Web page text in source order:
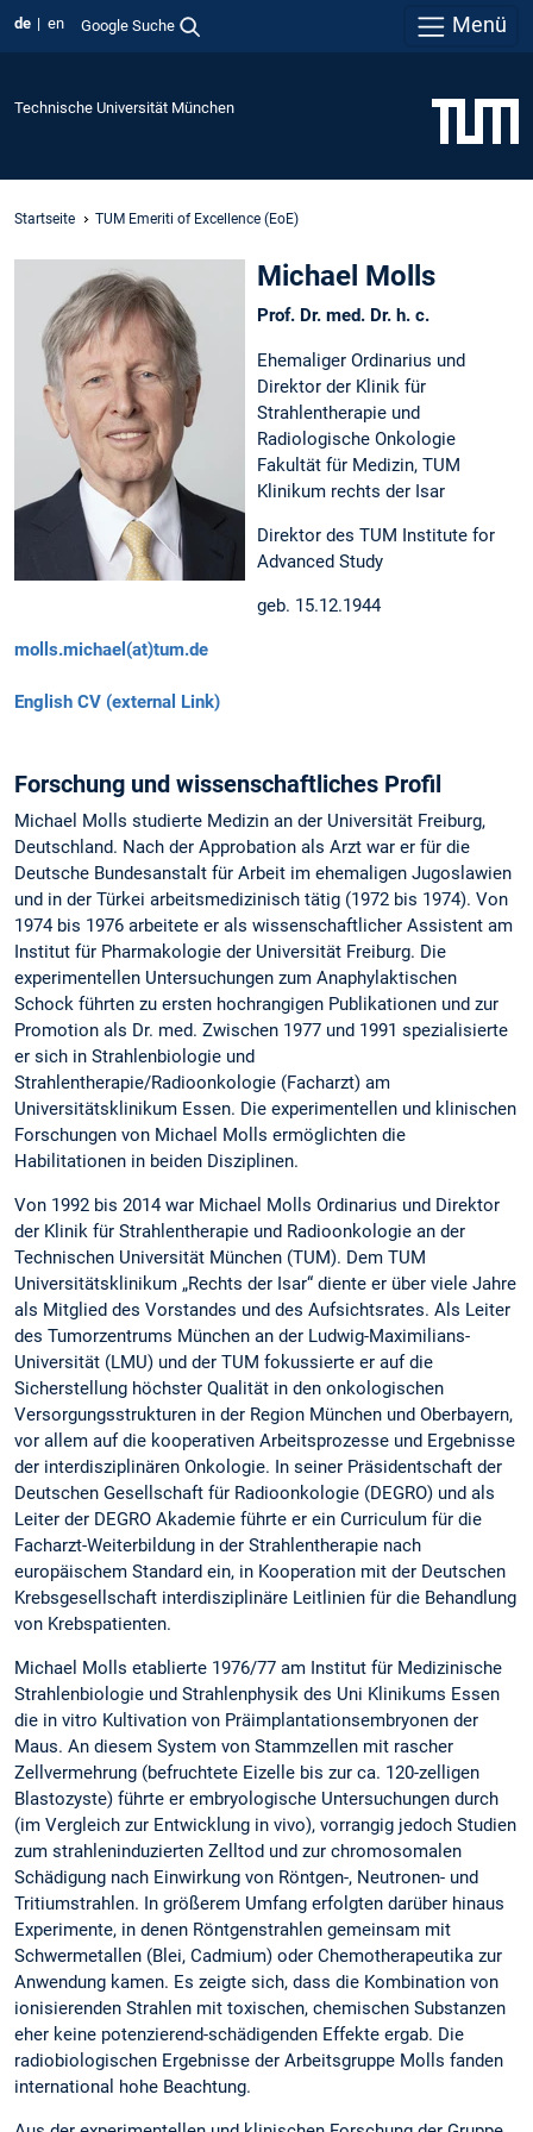
de en Google Suche Menü
Technische Universität München
Startseite TUM Emeriti of Excellence (EoE)
Michael Molls
Prof. Dr. med. Dr. h. c.
Ehemaliger Ordinarius und
Direktor der Klinik für
Strahlentherapie und
Radiologische Onkologie
Fakultät für Medizin, TUM
Klinikum rechts der Isar
Direktor des TUM Institute for
Advanced Study
geb. 15.12.1944
molls.michael(at)tum.de
English CV (external Link)
Forschung und wissenschaftliches Profil
Michael Molls studierte Medizin an der Universität Freiburg,
Deutschland. Nach der Approbation als Arzt war er für die
Deutsche Bundesanstalt für Arbeit im ehemaligen Jugoslawien
und in der Türkei arbeitsmedizinisch tätig (1972 bis 1974). Von
1974 bis 1976 arbeitete er als wissenschaftlicher Assistent am
Institut für Pharmakologie der Universität Freiburg. Die
experimentellen Untersuchungen zum Anaphylaktischen
Schock führten zu ersten hochrangigen Publikationen und zur
Promotion als Dr. med. Zwischen 1977 und 1991 spezialisierte
er sich in Strahlenbiologie und
Strahlentherapie/Radioonkologie (Facharzt) am
Universitätsklinikum Essen. Die experimentellen und klinischen
Forschungen von Michael Molls ermöglichten die
Habilitationen in beiden Disziplinen.
Von 1992 bis 2014 war Michael Molls Ordinarius und Direktor
der Klinik für Strahlentherapie und Radioonkologie an der
Technischen Universität München (TUM). Dem TUM
Universitätsklinikum „Rechts der Isar“ diente er über viele Jahre
als Mitglied des Vorstandes und des Aufsichtsrates. Als Leiter
des Tumorzentrums München an der Ludwig-Maximilians-
Universität (LMU) und der TUM fokussierte er auf die
Sicherstellung höchster Qualität in den onkologischen
Versorgungsstrukturen in der Region München und Oberbayern,
vor allem auf die kooperativen Arbeitsprozesse und Ergebnisse
der interdisziplinären Onkologie. In seiner Präsidentschaft der
Deutschen Gesellschaft für Radioonkologie (DEGRO) und als
Leiter der DEGRO Akademie führte er ein Curriculum für die
Facharzt-Weiterbildung in der Strahlentherapie nach
europäischem Standard ein, in Kooperation mit der Deutschen
Krebsgesellschaft interdisziplinäre Leitlinien für die Behandlung
von Krebspatienten.
Michael Molls etablierte 1976/77 am Institut für Medizinische
Strahlenbiologie und Strahlenphysik des Uni Klinikums Essen
die in vitro Kultivation von Präimplantationsembryonen der
Maus. An diesem System von Stammzellen mit rascher
Zellvermehrung (befruchtete Eizelle bis zur ca. 120-zelligen
Blastozyste) führte er embryologische Untersuchungen durch
(im Vergleich zur Entwicklung in vivo), vorrangig jedoch Studien
zum strahleninduzierten Zelltod und zur chromosomalen
Schädigung nach Einwirkung von Röntgen-, Neutronen- und
Tritiumstrahlen. In größerem Umfang erfolgten darüber hinaus
Experimente, in denen Röntgenstrahlen gemeinsam mit
Schwermetallen (Blei, Cadmium) oder Chemotherapeutika zur
Anwendung kamen. Es zeigte sich, dass die Kombination von
ionisierenden Strahlen mit toxischen, chemischen Substanzen
eher keine potenzierend-schädigenden Effekte ergab. Die
radiobiologischen Ergebnisse der Arbeitsgruppe Molls fanden
international hohe Beachtung.